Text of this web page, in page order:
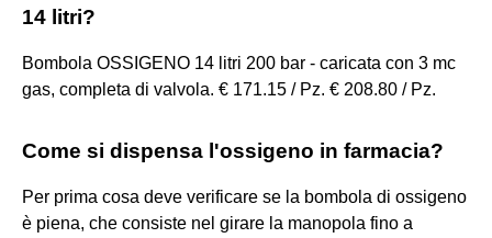
14 litri?
Bombola OSSIGENO 14 litri 200 bar - caricata con 3 mc
gas, completa di valvola. € 171.15 / Pz. € 208.80 / Pz.
Come si dispensa l'ossigeno in farmacia?
Per prima cosa deve verificare se la bombola di ossigeno
è piena, che consiste nel girare la manopola fino a